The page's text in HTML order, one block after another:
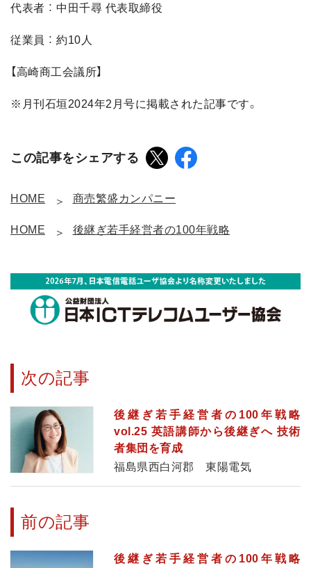
代表者 ： 中田千尋 代表取締役
従業員 ： 約10人
【高崎商工会議所】
※月刊石垣2024年2月号に掲載された記事です。
この記事をシェアする
HOME 商売繁盛カンパニー
HOME 後継ぎ若手経営者の100年戦略
次の記事
後継ぎ若手経営者の100年戦略
vol.25 英語講師から後継ぎへ 技術
者集団を育成
福島県西白河郡 東陽電気
前の記事
後継ぎ若手経営者の100年戦略